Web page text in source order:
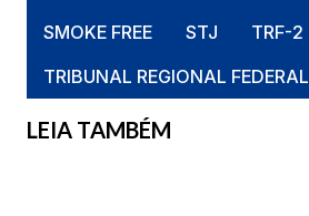
SMOKE FREE
STJ
TRF-2
TRIBUNAL REGIONAL FEDERAL
LEIA TAMBÉM